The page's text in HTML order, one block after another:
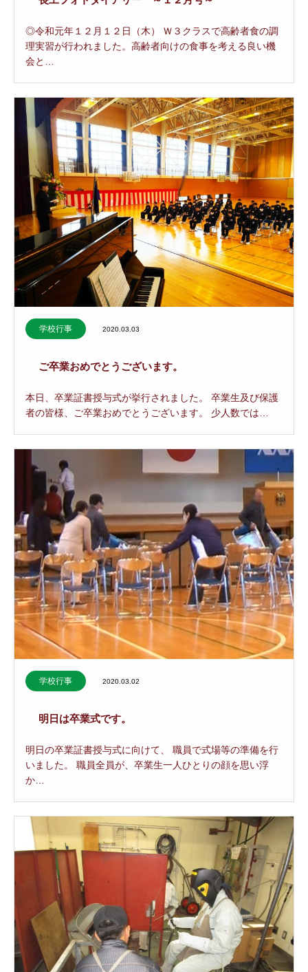
◎令和元年１２月１２日（木） Ｗ３クラスで高齢者食の調
理実習が行われました。高齢者向けの食事を考える良い機
会と…
学校行事 2020.03.03
ご卒業おめでとうございます。
本日、卒業証書授与式が挙行されました。 卒業生及び保護
者の皆様、ご卒業おめでとうございます。 少人数では…
学校行事 2020.03.02
明日は卒業式です。
明日の卒業証書授与式に向けて、 職員で式場等の準備を行
いました。 職員全員が、卒業生一人ひとりの顔を思い浮
か…